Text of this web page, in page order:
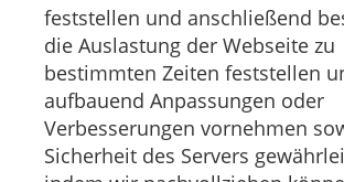
feststellen und anschließend
die Auslastung der Webseite zu
bestimmten Zeiten feststellen
aufbauend Anpassungen oder
Verbesserungen vornehmen
Sicherheit des Servers